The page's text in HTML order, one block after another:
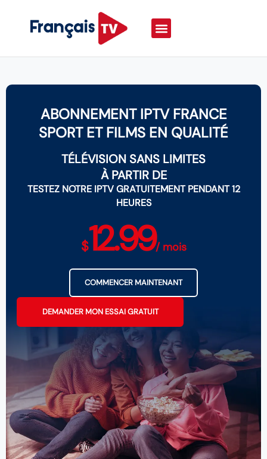
ABONNEMENT IPTV FRANCE
SPORT ET FILMS EN QUALITÉ
TÉLÉVISION SANS LIMITES
À PARTIR DE
TESTEZ NOTRE IPTV GRATUITEMENT PENDANT 12
HEURES
$12.99/ mois
COMMENCER MAINTENANT
DEMANDER MON ESSAI GRATUIT